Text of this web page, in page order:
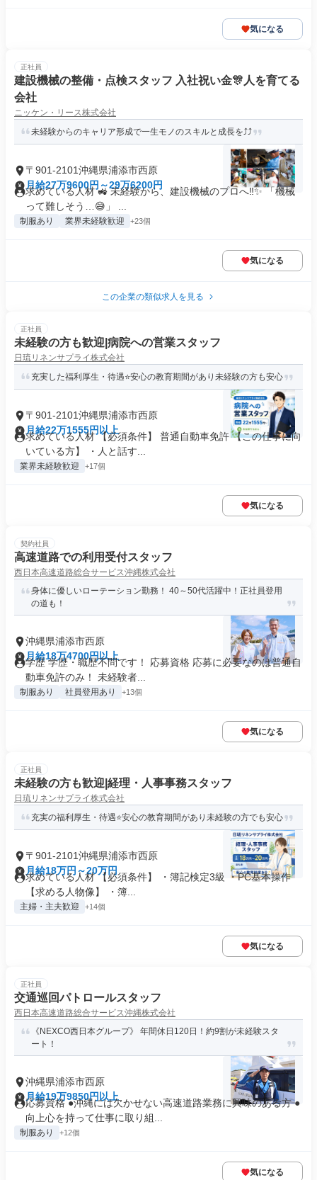
気になる
正社員
建設機械の整備・点検スタッフ 入社祝い金🎊人を育てる
会社
ニッケン・リース株式会社
未経験からのキャリア形成で一生モノのスキルと成長を⤴️⤴️
〒901-2101沖縄県浦添市西原
月給27万9600円～29万6200円
求めている人材 🚜 未経験から、建設機械のプロへ‼️✨ 「機械
って難しそう…😅」 ...
制服あり 業界未経験歓迎 +23個
気になる
この企業の類似求人を見る
正社員
未経験の方も歓迎|病院への営業スタッフ
日琉リネンサプライ株式会社
充実した福利厚生・待遇⭐安心の教育期間があり未経験の方も安心
〒901-2101沖縄県浦添市西原
月給22万1555円以上
求めている人材 【必須条件】 普通自動車免許 【この仕事に向
いている方】 ・人と話す...
業界未経験歓迎 +17個
気になる
契約社員
高速道路での利用受付スタッフ
西日本高速道路総合サービス沖縄株式会社
身体に優しいローテーション勤務！ 40～50代活躍中！正社員登用
の道も！
沖縄県浦添市西原
月給18万4700円以上
学歴 学歴・職歴不問です！ 応募資格 応募に必要なのは普通自
動車免許のみ！ 未経験者...
制服あり 社員登用あり +13個
気になる
正社員
未経験の方も歓迎|経理・人事事務スタッフ
日琉リネンサプライ株式会社
充実の福利厚生・待遇⭐安心の教育期間があり未経験の方でも安心
〒901-2101沖縄県浦添市西原
月給18万円～20万円
求めている人材 【必須条件】 ・簿記検定3級 ・PC基本操作
【求める人物像】 ・簿...
主婦・主夫歓迎 +14個
気になる
正社員
交通巡回パトロールスタッフ
西日本高速道路総合サービス沖縄株式会社
《NEXCO西日本グループ》 年間休日120日！約9割が未経験スタ
ート！
沖縄県浦添市西原
月給19万9850円以上
応募資格 ●沖縄には欠かせない高速道路業務に興味のある方 ●
向上心を持って仕事に取り組...
制服あり +12個
気になる